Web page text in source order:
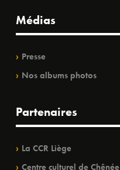
Médias
Presse
Nos albums photos
Partenaires
La CCR Liège
Centre culturel de Chênée